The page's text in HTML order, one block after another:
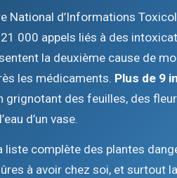
National d’Informations
000 appels liés à des
la deuxième cause de
les médicaments. Plus de 9
grignotant des feuilles, des
d’un vase.
liste complète des plantes
à avoir chez soi, et surtout